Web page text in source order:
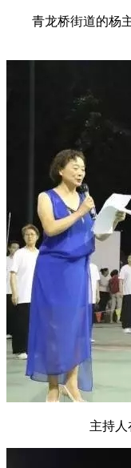
青龙桥街道的杨主
主持人